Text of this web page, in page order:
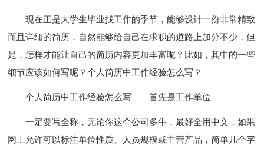
现在正是大学生毕业找工作的季节，能够设计一份非常精致
而且详细的简历，自然能够给自己在求职的道路上加分不少，但
是，怎样才能让自己的简历内容更加丰富呢？比如，其中的一些
细节应该如何写呢？个人简历中工作经验怎么写？
个人简历中工作经验怎么写 首先是工作单位
一定要写全称，无论你这个公司多牛，最好全用中文，如果
网上允许可以标注单位性质、人员规模或主营产品，简单几个字